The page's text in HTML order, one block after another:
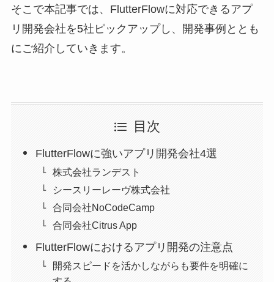
そこで本記事では、FlutterFlowに対応できるアプ
リ開発会社を5社ピックアップし、開発事例ととも
にご紹介していきます。
目次
FlutterFlowに強いアプリ開発会社4選
株式会社ランデスト
シースリーレーヴ株式会社
合同会社NoCodeCamp
合同会社Citrus App
FlutterFlowにおけるアプリ開発の注意点
開発スピードを活かしながらも要件を明確に